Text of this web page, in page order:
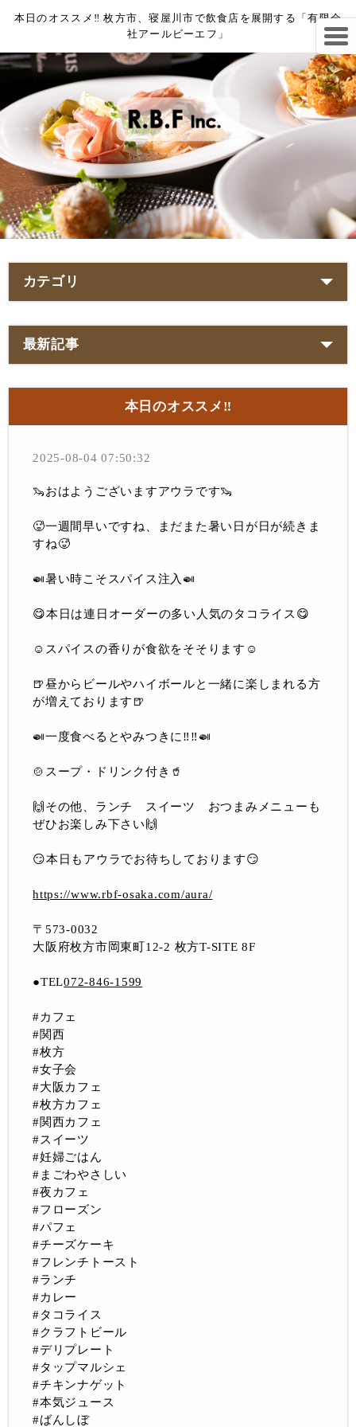
本日のオススメ‼︎ 枚方市、寝屋川市で飲食店を展開する「有限会
社アールビーエフ」
カテゴリ
最新記事
本日のオススメ‼︎
2025-08-04 07:50:32
🦦おはようございますアウラです🦦
🥵一週間早いですね、まだまた暑い日が日が続きま
すね🥵
🍛暑い時こそスパイス注入🍛
😋本日は連日オーダーの多い人気のタコライス😋
☺️スパイスの香りが食欲をそそります☺️
🍺昼からビールやハイボールと一緒に楽しまれる方
が増えております🍺
🍛一度食べるとやみつきに‼︎‼︎🍛
🍲スープ・ドリンク付き🥤
🙌その他、ランチ スイーツ おつまみメニューも
ぜひお楽しみ下さい🙌
😏本日もアウラでお待ちしております😏
https://www.rbf-osaka.com/aura/
〒573-0032
大阪府枚方市岡東町12-2 枚方T-SITE 8F
●TEL072-846-1599
#カフェ
#関西
#枚方
#女子会
#大阪カフェ
#枚方カフェ
#関西カフェ
#スイーツ
#妊婦ごはん
#まごわやさしい
#夜カフェ
#フローズン
#パフェ
#チーズケーキ
#フレンチトースト
#ランチ
#カレー
#タコライス
#クラフトビール
#デリプレート
#タップマルシェ
#チキンナゲット
#本気ジュース
#ばんしぼ